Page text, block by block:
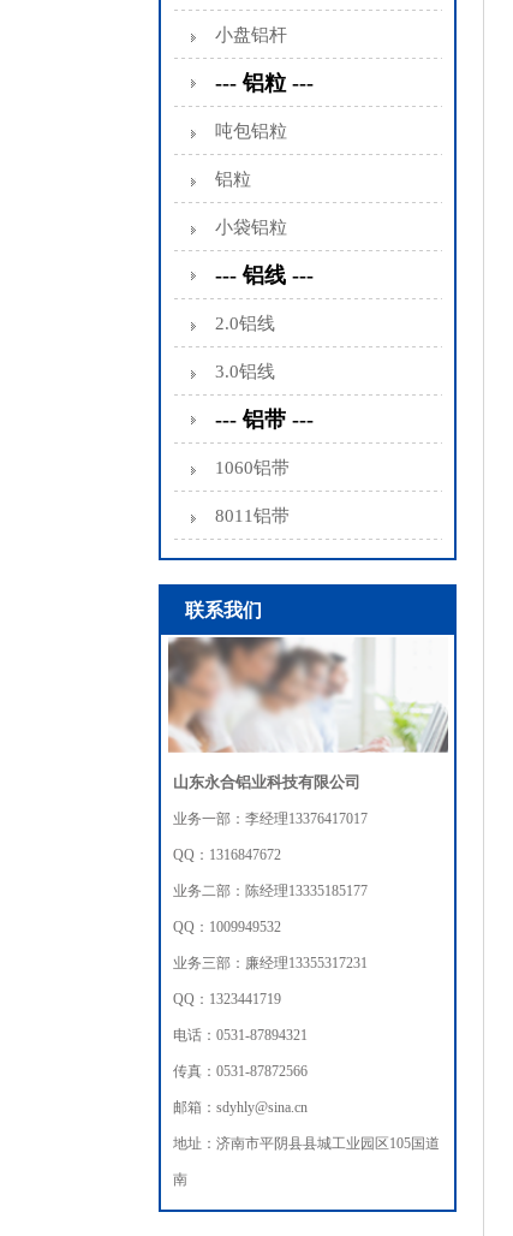
小盘铝杆
--- 铝粒 ---
吨包铝粒
铝粒
小袋铝粒
--- 铝线 ---
2.0铝线
3.0铝线
--- 铝带 ---
1060铝带
8011铝带
联系我们
山东永合铝业科技有限公司
业务一部：李经理13376417017
QQ：1316847672
业务二部：陈经理13335185177
QQ：1009949532
业务三部：廉经理13355317231
QQ：1323441719
电话：0531-87894321
传真：0531-87872566
邮箱：sdyhly@sina.cn
地址：济南市平阴县县城工业园区105国道
南